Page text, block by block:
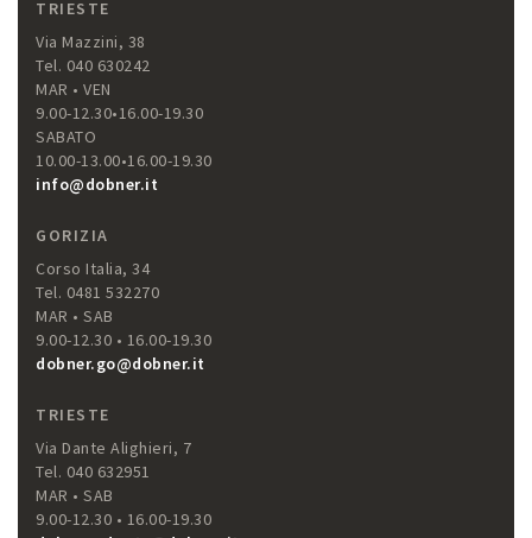
TRIESTE
Via Mazzini, 38
Tel. 040 630242
MAR • VEN
9.00-12.30•16.00-19.30
SABATO
10.00-13.00•16.00-19.30
info@dobner.it
GORIZIA
Corso Italia, 34
Tel. 0481 532270
MAR • SAB
9.00-12.30 • 16.00-19.30
dobner.go@dobner.it
TRIESTE
Via Dante Alighieri, 7
Tel. 040 632951
MAR • SAB
9.00-12.30 • 16.00-19.30